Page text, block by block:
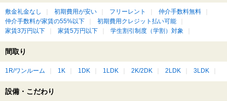
敷金礼金なし 初期費用が安い フリーレント
仲介手数料無料
仲介手数料が家賃の55%以下
初期費用クレジット払い可能
家賃3万円以下
家賃5万円以下 学生割引制度（学割）対象
間取り
1R/ワンルーム 1K 1DK 1LDK 2K/2DK 2LDK 3LDK
設備・こだわり